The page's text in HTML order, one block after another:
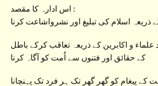
اس ادارہ کا مقصد :
کے ذریعہ اسلام کی تبلیغ اور نشرواشاعت کرنا
علماء و اکابرین کے ذریعہ تعاقب کرکے باطل
کے حقائق اور فتنوں سے اُمت کو آگاہ کرنا
کے پیغام کو گھر گھر تک ہر فرد تک پہنچانا